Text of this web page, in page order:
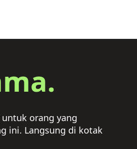
orang yang
ini. Langsung di kotak